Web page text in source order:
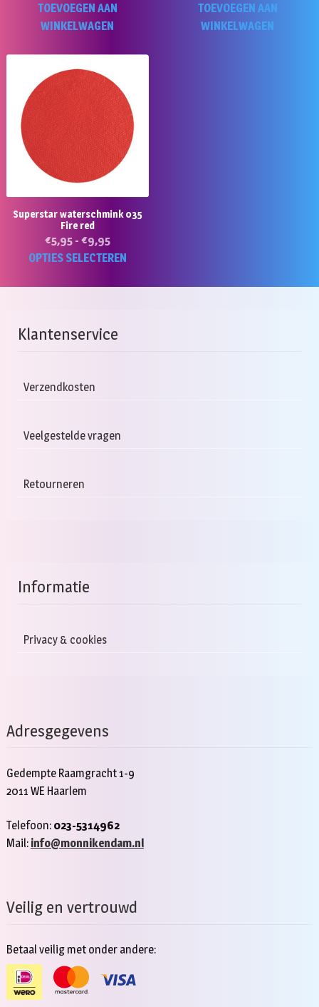
TOEVOEGEN AAN
WINKELWAGEN
TOEVOEGEN AAN
WINKELWAGEN
Superstar waterschmink 035
Fire red
€5,95 - €9,95Prijsklasse:
€5,95
OPTIES SELECTEREN
Klantenservice
Verzendkosten
Veelgestelde vragen
Retourneren
Informatie
Privacy & cookies
Adresgegevens
Gedempte Raamgracht 1-9
2011 WE Haarlem
Telefoon: 023-5314962
Mail: info@monnikendam.nl
Veilig en vertrouwd
Betaal veilig met onder andere: